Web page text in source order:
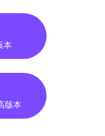
本
版本